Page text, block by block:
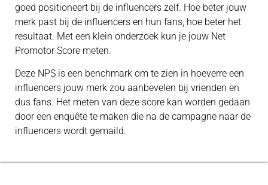
goed positioneert bij de influencers zelf. Hoe beter jouw
merk past bij de influencers en hun fans, hoe beter het
resultaat. Met een klein onderzoek kun je jouw Net
Promotor Score meten.
Deze NPS is een benchmark om te zien in hoeverre een
influencers jouw merk zou aanbevelen bij vrienden en
dus fans. Het meten van deze score kan worden gedaan
door een enquête te maken die na de campagne naar de
influencers wordt gemaild.